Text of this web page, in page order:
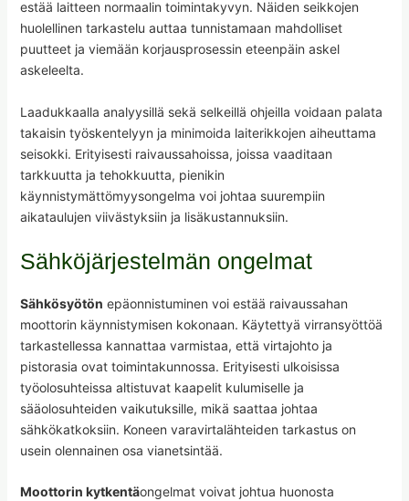
estää laitteen normaalin toimintakyvyn. Näiden seikkojen
huolellinen tarkastelu auttaa tunnistamaan mahdolliset
puutteet ja viemään korjausprosessin eteenpäin askel
askeleelta.
Laadukkaalla analyysillä sekä selkeillä ohjeilla voidaan palata
takaisin työskentelyyn ja minimoida laiterikkojen aiheuttama
seisokki. Erityisesti raivaussahoissa, joissa vaaditaan
tarkkuutta ja tehokkuutta, pienikin
käynnistymättömyysongelma voi johtaa suurempiin
aikataulujen viivästyksiin ja lisäkustannuksiin.
Sähköjärjestelmän ongelmat
Sähkösyötön epäonnistuminen voi estää raivaussahan
moottorin käynnistymisen kokonaan. Käytettyä virransyöttöä
tarkastellessa kannattaa varmistaa, että virtajohto ja
pistorasia ovat toimintakunnossa. Erityisesti ulkoisissa
työolosuhteissa altistuvat kaapelit kulumiselle ja
sääolosuhteiden vaikutuksille, mikä saattaa johtaa
sähkökatkoksiin. Koneen varavirtalähteiden tarkastus on
usein olennainen osa vianetsintää.
Moottorin kytkentäongelmat voivat johtua huonosta